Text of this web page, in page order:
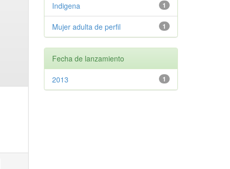
1
Indigena
1
Mujer adulta de perfil
Fecha de lanzamiento
1
2013